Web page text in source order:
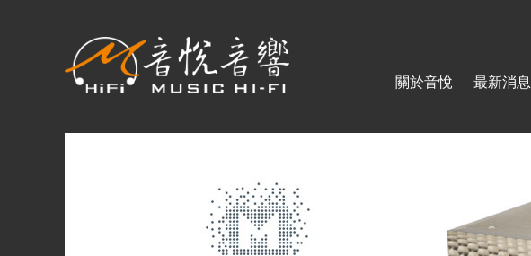
關於音悅 最新消息